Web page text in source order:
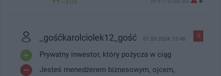
IP: 5.173.xx9.xxx
-3
_gośćkarolciolek12_gość 07.09.2024, 15:46
Prywatny inwestor, który pożycza w ciąg
Jesteś menedżerem biznesowym, ojcem,